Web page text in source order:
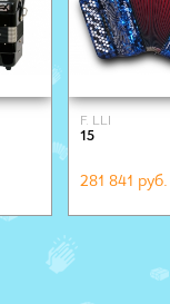
F. LLI
ALESSANDRINI
15
281 841 руб.